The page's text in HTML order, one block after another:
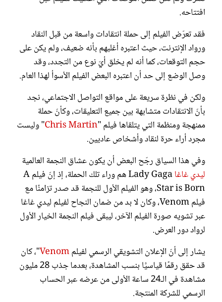
افتتاحه.
فقد تعرّض الفيلم إلى حملة انتقادات واسعة من قبل النقاد
ورواد الإنترنت، حيث اعتبره أغلبهم بأنه ضعيف، ولم يكن على
حجم التوقعات، كما أنه لم يخلق أيّ نوع من التجدد، وقد
وصل الوضع إلى حد أن اعتبره البعض الفيلم الأسوأ لهذا العام.
ولكن في نظرة سريعة على مواقع التواصل الاجتماعي، نجد
بأنّ الانتقادات متشابهة بين جميع التعليقات، وكأنّ حملة
ممنهجة ومنظمة التي يتلقاها فيلم "Chris Martin" وليست
مجرد أراء حرة لنقاد وأشخاص عاديين.
وفي هذا السياق رجّح البعض أن يكون عشاق النجمة العالمية
ليدي غاغا
Lady Gaga هم وراء تلك الحملة، إذ إنّ فيلم A
Star is Born، وهو الفيلم الأول للنجمة قد صدر تزامنًا مع
فيلم Venom، وكان لا بد من ضمان النجاح لفيلم ليدي غاغا
عبر تشويه صورة الفيلم الآخر، ليبقى فيلم النجمة الخيار الأول
لرواد دور العرض.
يشار إلى أنّ الإعلان التشويقي الرسمي لفيلمVenom"، كان
قد حقق رقمًا قياسيًّا بنسب المشاهدة، بعدما جذب 28 مليون
مشاهدة في الـ24 ساعة الأولى من عرضه عبر الحساب
الرسمي للشركة المنتجة.
غلاف رفمي